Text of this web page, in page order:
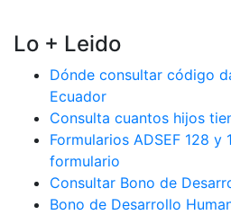
Lo + Leido
Dónde consultar código
Ecuador
Consulta cuantos hijos
Formularios ADSEF 128 y
formulario
Consultar Bono de
Bono de Desarrollo